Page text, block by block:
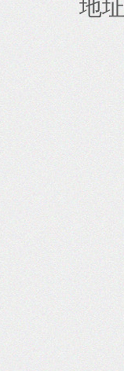
地址